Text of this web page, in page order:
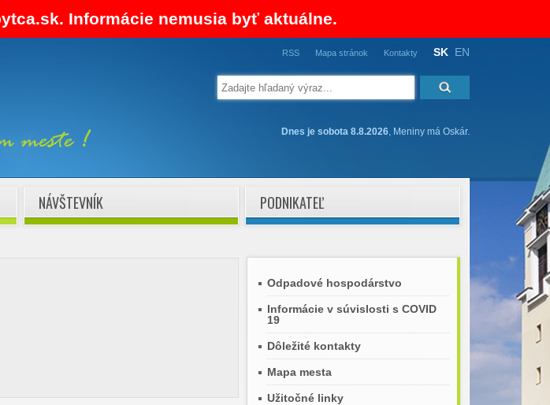
Informácie nemusia byť aktuálne.
RSS Mapa stránok Kontakty SK EN
Dnes je sobota 8.8.2026, Meniny má Oskár.
NÁVŠTEVNÍK PODNIKATEĽ
Odpadové hospodárstvo
Informácie v súvislosti s COVID
19
Dôležité kontakty
Mapa mesta
Užitočné linky